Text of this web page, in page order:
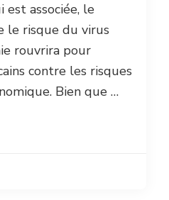
associée, le
le risque du virus
rouvrira pour
contre les risques
Bien que …